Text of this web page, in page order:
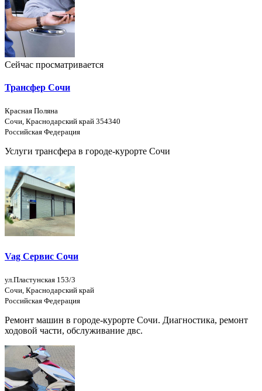
Сейчас просматривается
Трансфер Сочи
Красная Поляна
Сочи, Краснодарский край 354340
Российская Федерация
Услуги трансфера в городе-курорте Сочи
Vag Сервис Сочи
ул.Пластунская 153/3
Сочи, Краснодарский край
Российская Федерация
Ремонт машин в городе-курорте Сочи. Диагностика, ремонт
ходовой части, обслуживание двс.